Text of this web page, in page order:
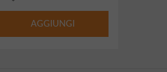
AGGIUNGI